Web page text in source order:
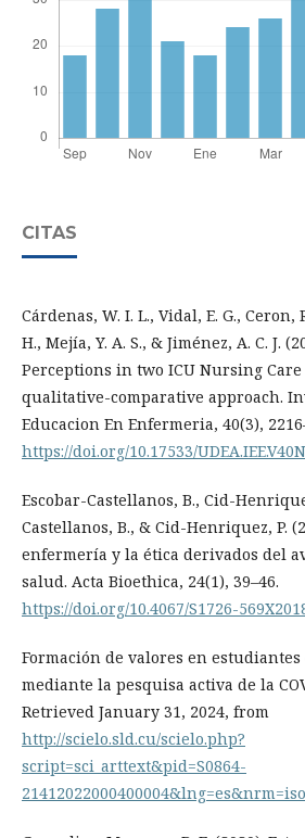
CITAS
Cárdenas, W. I. L., Vidal, E. G., Ceron,
H., Mejía, Y. A. S., & Jiménez, A. C. J.
Perceptions in two ICU Nursing
qualitative-comparative approach.
Educacion En Enfermeria, 40(3),
https://doi.org/10.17533/
Escobar-Castellanos, B., Cid-
Castellanos, B., & Cid-Henriquez, P.
enfermería y la ética derivados del
salud. Acta Bioethica, 24(1), 39–46.
https://doi.org/10.4067/S1726-
Formación de valores en
mediante la pesquisa activa de la
Retrieved January 31, 2024, from
http://scielo.sld.cu/scielo.php?
script=sci_arttext&pid=S0864-